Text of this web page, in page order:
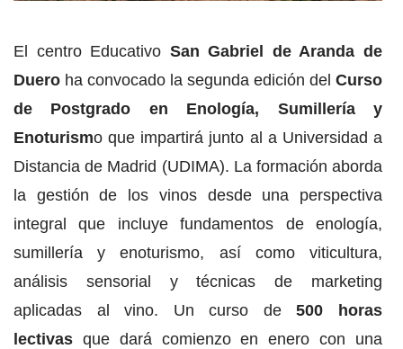
El centro Educativo San Gabriel de Aranda de
Duero ha convocado la segunda edición del Curso
de Postgrado en Enología, Sumillería y
Enoturismo que impartirá junto al a Universidad a
Distancia de Madrid (UDIMA). La formación aborda
la gestión de los vinos desde una perspectiva
integral que incluye fundamentos de enología,
sumillería y enoturismo, así como viticultura,
análisis sensorial y técnicas de marketing
aplicadas al vino. Un curso de500 horas
lectivas que dará comienzo en enero con una